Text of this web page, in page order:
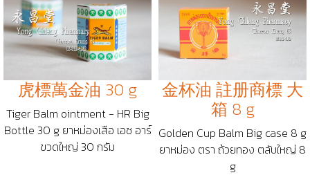
虎標萬金油 30 g
Tiger Balm ointment - HR Big
Bottle 30 g ยาหม่องเสือ เอช อาร์
ขวดใหญ่ 30 กรัม
金杯油 註册商標 大
箱 8 g
Golden Cup Balm Big case 8 g
ยาหม่อง ตรา ถ้วยทอง ตลับใหญ่ 8
g